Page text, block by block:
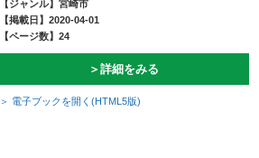
【ジャンル】宮崎市
【掲載日】2020-04-01
【ページ数】24
＞詳細をみる
＞ 電子ブックを開く(HTML5版)